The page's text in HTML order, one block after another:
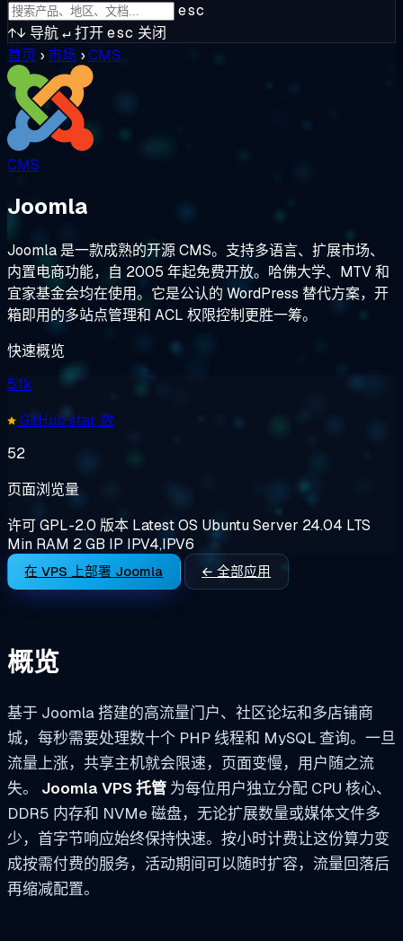
esc
↑↓ 导航↵打开esc 关闭
首页 ›市场 ›CMS
CMS
Joomla
Joomla 是一款成熟的开源 CMS。支持多语言、扩展市场、
内置电商功能，自 2005 年起免费开放。哈佛大学、MTV 和
宜家基金会均在使用。它是公认的 WordPress 替代方案，开
箱即用的多站点管理和 ACL 权限控制更胜一筹。
快速概览
5.1k
GitHub star 数
52
页面浏览量
许可GPL-2.0 版本 LatestOS Ubuntu Server 24.04 LTS
Min RAM 2 GB IP IPV4,IPV6
在 VPS 上部署 Joomla ← 全部应用
概览
基于 Joomla 搭建的高流量门户、社区论坛和多店铺商
城，每秒需要处理数十个 PHP 线程和 MySQL 查询。一旦
流量上涨，共享主机就会限速，页面变慢，用户随之流
失。 Joomla VPS 托管 为每位用户独立分配 CPU 核心、
DDR5 内存和 NVMe 磁盘，无论扩展数量或媒体文件多
少，首字节响应始终保持快速。按小时计费让这份算力变
成按需付费的服务，活动期间可以随时扩容，流量回落后
再缩减配置。